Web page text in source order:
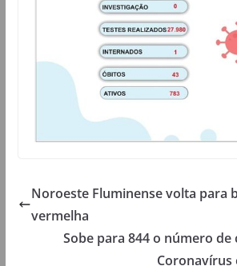
Noroeste Fluminense volta para
vermelha
Sobe para 844 o número de
Coronavírus